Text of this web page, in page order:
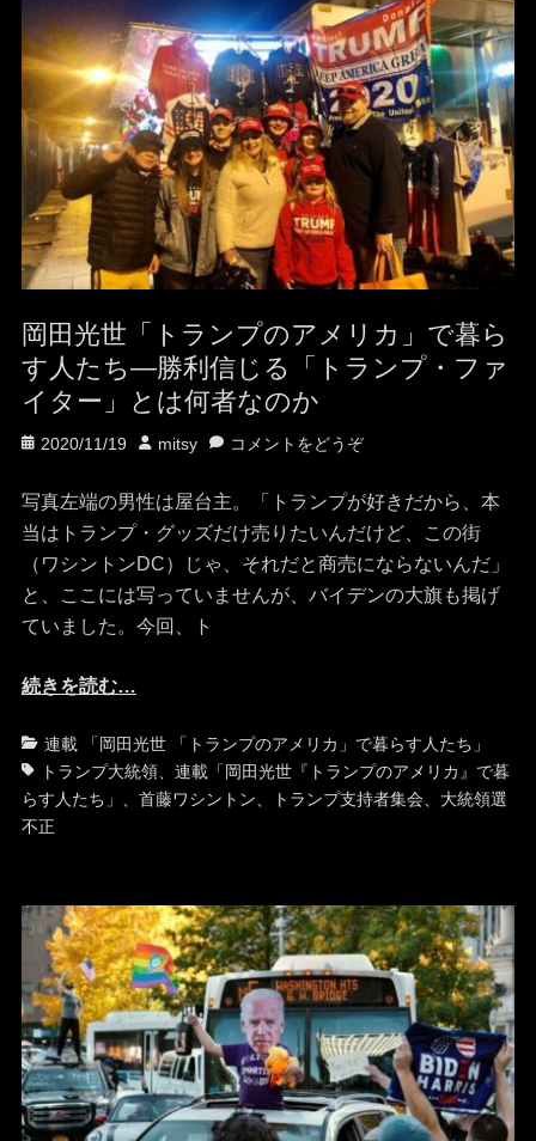
岡田光世「トランプのアメリカ」で暮ら
す人たち—勝利信じる「トランプ・ファ
イター」とは何者なのか
投
日
2020/11/19
投
者
mitsy コメントをどうぞ
写真左端の男性は屋台主。「トランプが好きだから、本
当はトランプ・グッズだけ売りたいんだけど、この街
（ワシントンDC）じゃ、それだと商売にならないんだ」
と、ここには写っていませんが、バイデンの大旗も掲げ
ていました。今回、ト
続きを読む…
カ
テ
ゴ
リ
連載 「岡田光世 「トランプのアメリカ」で暮らす人たち」
グ
トランプ大統領、 連載「岡田光世『トランプのアメリカ』で暮
らす人たち」 、 首藤ワシントン、 トランプ支持者集会、 大統領選
不正